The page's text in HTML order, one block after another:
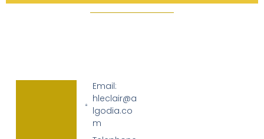
Email:
hleclair@a
lgodia.co
m